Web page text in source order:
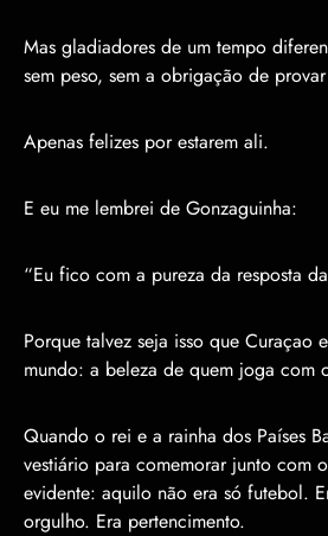
Mas gladiadores de um tempo
sem peso, sem a obrigação de
Apenas felizes por estarem ali.
E eu me lembrei de Gonzaguinha:
“Eu fico com a pureza da resposta
Porque talvez seja isso que Curaçao
mundo: a beleza de quem joga com
Quando o rei e a rainha dos Países
vestiário para comemorar junto com
evidente: aquilo não era só futebol.
orgulho. Era pertencimento.